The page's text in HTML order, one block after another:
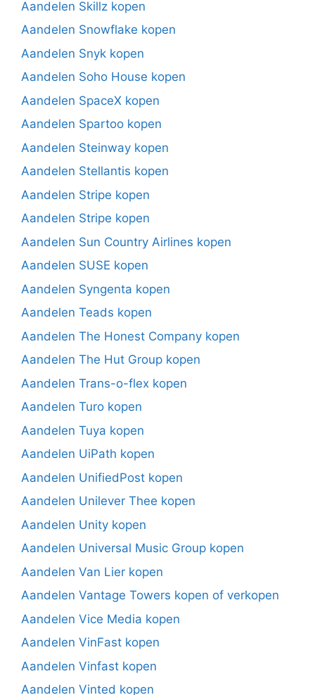
Aandelen Skillz kopen
Aandelen Snowflake kopen
Aandelen Snyk kopen
Aandelen Soho House kopen
Aandelen SpaceX kopen
Aandelen Spartoo kopen
Aandelen Steinway kopen
Aandelen Stellantis kopen
Aandelen Stripe kopen
Aandelen Stripe kopen
Aandelen Sun Country Airlines kopen
Aandelen SUSE kopen
Aandelen Syngenta kopen
Aandelen Teads kopen
Aandelen The Honest Company kopen
Aandelen The Hut Group kopen
Aandelen Trans-o-flex kopen
Aandelen Turo kopen
Aandelen Tuya kopen
Aandelen UiPath kopen
Aandelen UnifiedPost kopen
Aandelen Unilever Thee kopen
Aandelen Unity kopen
Aandelen Universal Music Group kopen
Aandelen Van Lier kopen
Aandelen Vantage Towers kopen of verkopen
Aandelen Vice Media kopen
Aandelen VinFast kopen
Aandelen Vinfast kopen
Aandelen Vinted kopen